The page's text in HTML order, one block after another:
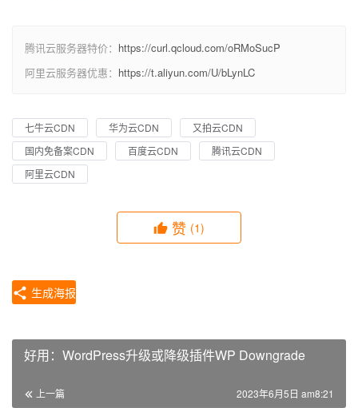
腾讯云服务器特价： https://curl.qcloud.com/oRMoSucP
阿里云服务器优惠： https://t.aliyun.com/U/bLynLC
七牛云CDN 华为云CDN
又拍云CDN
国内免备案CDN
百度云CDN
腾讯云CDN
阿里云CDN
赞 (1)
生成海报
好用：WordPress升级或降级插件WP Downgrade
上一篇 2023年6月5日 am8:21